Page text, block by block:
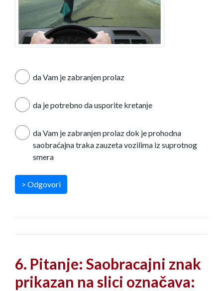
da Vam je zabranјen prolaz
da je potrebno da usporite kretanјe
da Vam je zabranјen prolaz dok je prohodna
saobraćajna traka zauzeta vozilima iz suprotnog
smera
> Odgovori
6. Pitanje: Saobracajni znak
prikazan na slici označava: